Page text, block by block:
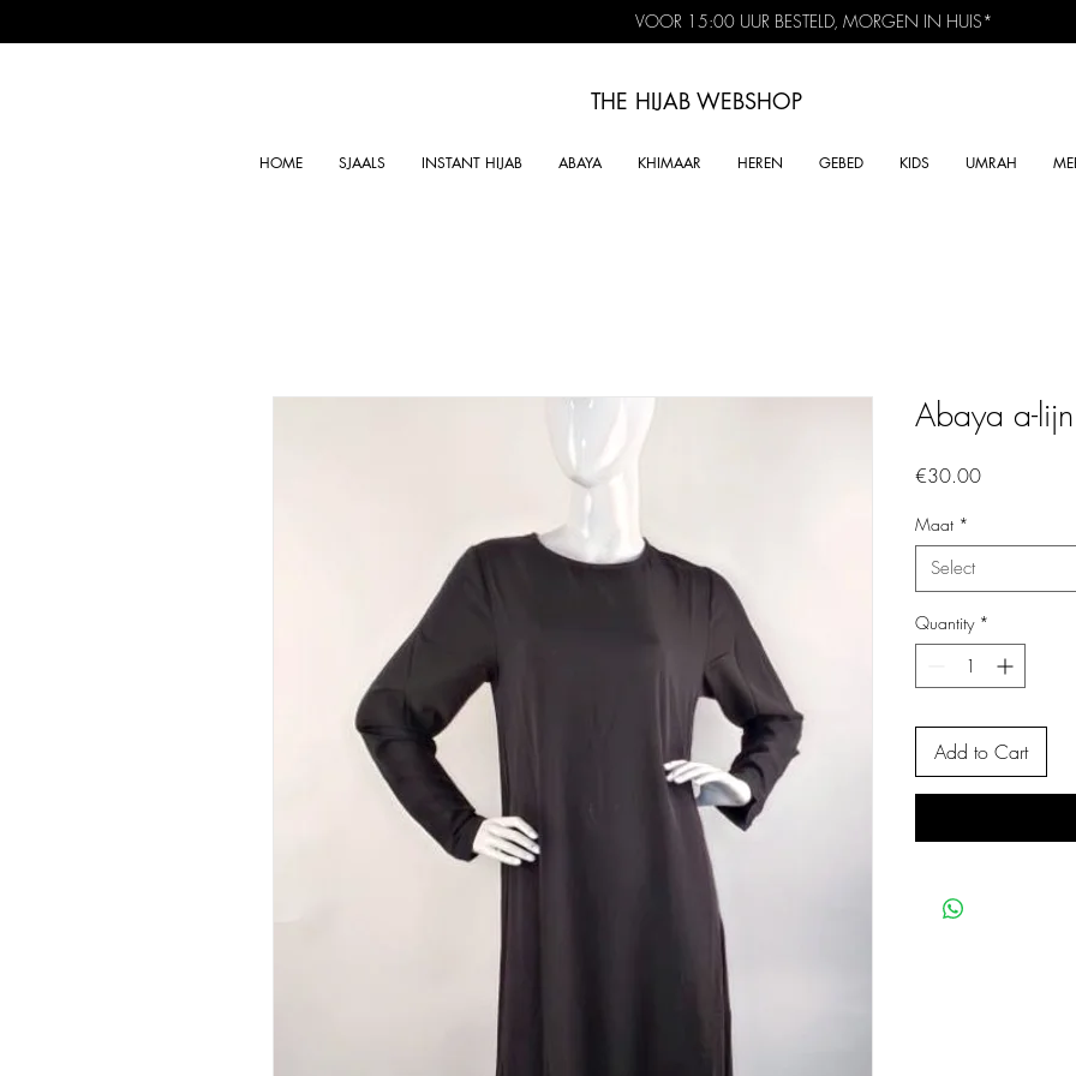
VOOR 15:00 UUR BESTELD, MORGEN IN HUIS*
THE HIJAB WEBSHOP
HOME SJAALS INSTANT HIJAB ABAYA KHIMAAR HEREN GEBED KIDS UMRAH
Abaya a-
€30.00Price
Maat *
Select
Quantity *
Add to Cart